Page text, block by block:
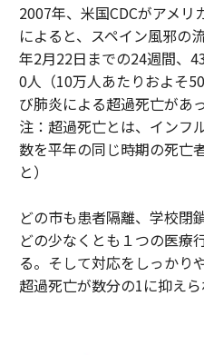
2007年、米国CDCがアメ
によると、スペイン風邪の
年2月22日までの24週間、
0人（10万人あたりおよそ
び肺炎による超過死亡があ
注：超過死亡とは、インフ
数を平年の同じ時期の死亡
と）
どの市も患者隔離、学校閉
どの少なくとも１つの医療
る。そして対応をしっかり
超過死亡が数分の1に抑えら